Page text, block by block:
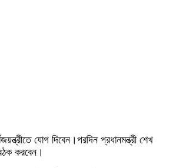
যোগ দিবেন।পরদিন প্রধানমন্ত্রী শেখ
করবেন।